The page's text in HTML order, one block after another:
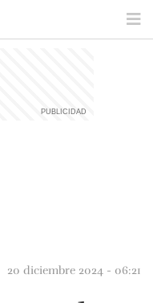
20 diciembre 2024 - 06:21